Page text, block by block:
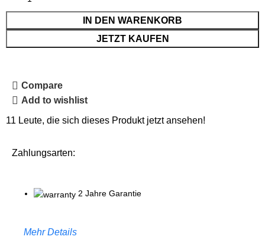
IN DEN WARENKORB
JETZT KAUFEN
Compare
Add to wishlist
11 Leute, die sich dieses Produkt jetzt ansehen!
Zahlungsarten:
2 Jahre Garantie
Mehr Details